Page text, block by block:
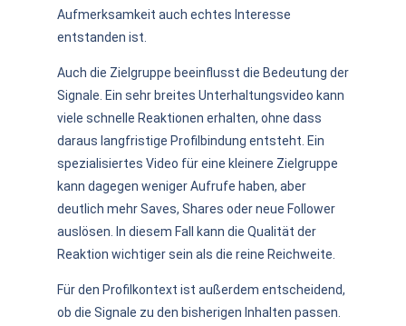
Aufmerksamkeit auch echtes Interesse
entstanden ist.
Auch die Zielgruppe beeinflusst die Bedeutung der
Signale. Ein sehr breites Unterhaltungsvideo kann
viele schnelle Reaktionen erhalten, ohne dass
daraus langfristige Profilbindung entsteht. Ein
spezialisiertes Video für eine kleinere Zielgruppe
kann dagegen weniger Aufrufe haben, aber
deutlich mehr Saves, Shares oder neue Follower
auslösen. In diesem Fall kann die Qualität der
Reaktion wichtiger sein als die reine Reichweite.
Für den Profilkontext ist außerdem entscheidend,
ob die Signale zu den bisherigen Inhalten passen.